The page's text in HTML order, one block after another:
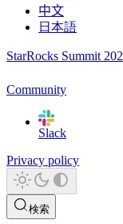
中文
日本語
StarRocks Summit
Community
Slack
Privacy policy
検索